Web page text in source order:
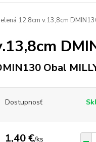
12,8cm v.13,8cm
Obal
Dostupnosť
1,40 €/ks